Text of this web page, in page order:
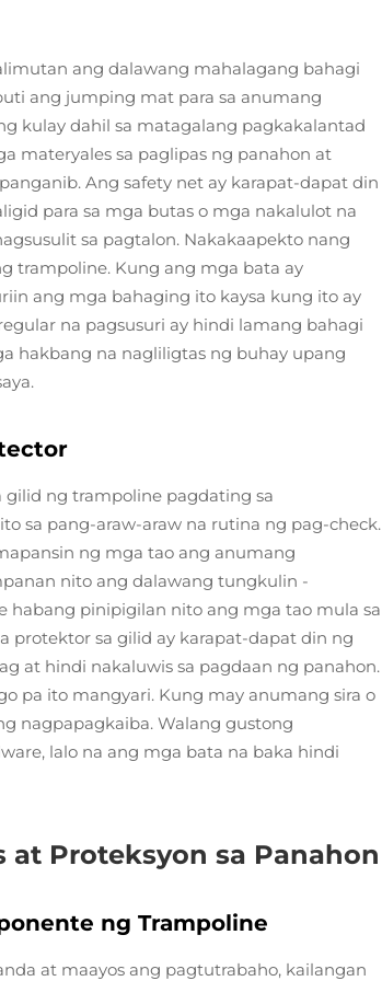
ang dalawang mahalagang bahagi
ang jumping mat para sa anumang
kulay dahil sa matagalang pagkakalantad
materyales sa paglipas ng panahon at
Ang safety net ay karapat-dapat din
para sa mga butas o mga nakalulot na
sa pagtalon. Nakakaapekto nang
trampoline. Kung ang mga bata ay
ang mga bahaging ito kaysa kung ito ay
na pagsusuri ay hindi lamang bahagi
hakbang na nagliligtas ng buhay upang
ng trampoline pagdating sa
sa pang-araw-araw na rutina ng pag-check.
ng mga tao ang anumang
nito ang dalawang tungkulin -
pinipigilan nito ang mga tao mula sa
protektor sa gilid ay karapat-dapat din ng
at hindi nakaluwis sa pagdaan ng panahon.
pa ito mangyari. Kung may anumang sira o
nagpapagkaiba. Walang gustong
lalo na ang mga bata na baka hindi
at Proteksyon sa Panahon
ng Trampoline
at maayos ang pagtutrabaho, kailangan